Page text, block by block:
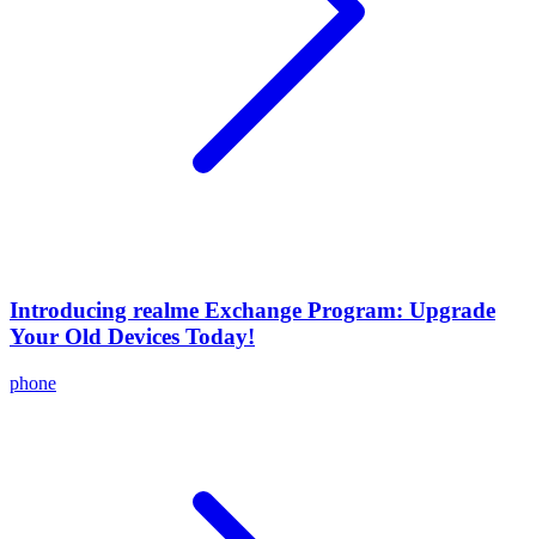
Introducing realme Exchange Program: Upgrade
Your Old Devices Today!
phone